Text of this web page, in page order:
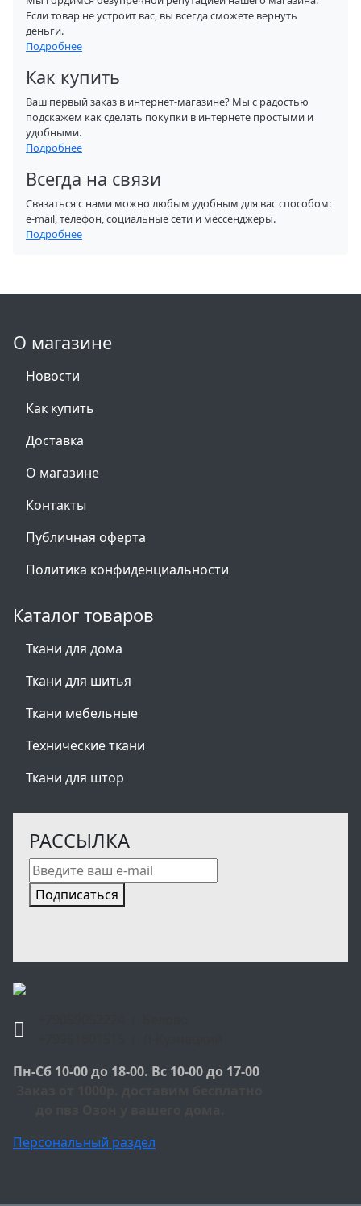
Если товар не устроит вас, вы всегда сможете вернуть
деньги.
Подробнее
Как купить
Ваш первый заказ в интернет-магазине? Мы с радостью
подскажем как сделать покупки в интернете простыми и
удобными.
Подробнее
Всегда на связи
Связаться с нами можно любым удобным для вас способом:
e-mail, телефон, социальные сети и мессенджеры.
Подробнее
О магазине
Новости
Как купить
Доставка
О магазине
Контакты
Публичная оферта
Политика конфиденциальности
Каталог товаров
Ткани для дома
Ткани для шитья
Ткани мебельные
Технические ткани
Ткани для штор
РАССЫЛКА
Подписаться
Пн-Сб 10-00 до 18-00. Вс 10-00 до 17-00
Персональный раздел